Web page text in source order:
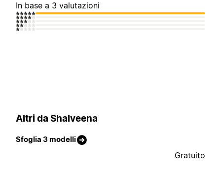
In base a 3 valutazioni
Altri da Shalveena
Sfoglia 3 modelli
Gratuito